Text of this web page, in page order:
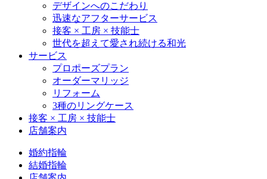
デザインへのこだわり
迅速なアフターサービス
接客 × 工房 × 技能士
世代を超えて愛され続ける和光
サービス
プロポーズプラン
オーダーマリッジ
リフォーム
3種のリングケース
接客 × 工房 × 技能士
店舗案内
婚約指輪
結婚指輪